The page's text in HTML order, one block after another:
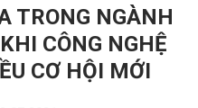
TRONG NGÀNH
CÔNG NGHỆ
CƠ HỘI MỚI